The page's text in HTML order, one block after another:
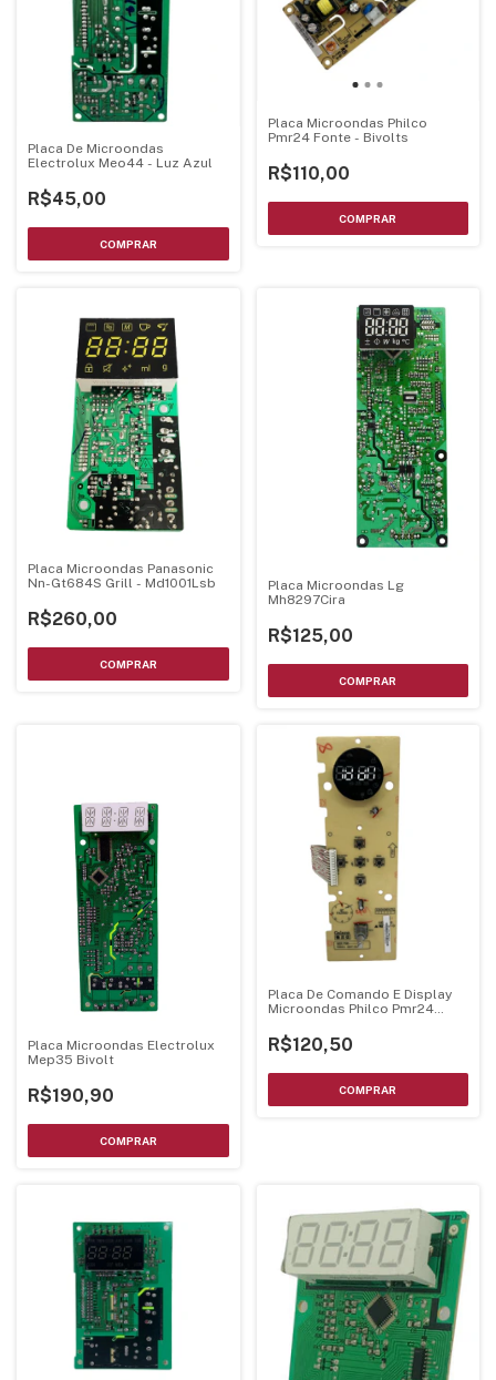
Placa De Microondas
Electrolux Meo44 - Luz Azul
R$45,00
Placa Microondas Philco
Pmr24 Fonte - Bivolts
R$110,00
Placa Microondas Panasonic
Nn-Gt684S Grill - Md1001Lsb
R$260,00
Placa Microondas Lg
Mh8297Cira
R$125,00
Placa Microondas Electrolux
Mep35 Bivolt
R$190,90
Placa De Comando E Display
Microondas Philco Pmr24
R$120,50